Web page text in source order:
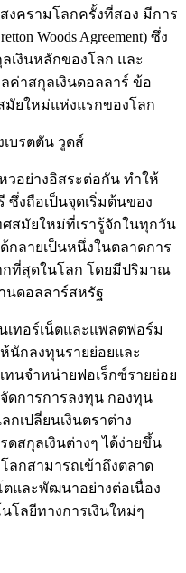
ครามโลกครั้งที่สอง มีการ
Woods Agreement) ซึ่ง
เงินหลักของโลก และ
ค่าสกุลเงินดอลลาร์ ข้อ
มัยใหม่แห่งแรกของโลก
เบรตตัน วูดส์
วอย่างอิสระต่อกัน ทำให้
ซึ่งถือเป็นจุดเริ่มต้นของ
ศสมัยใหม่ที่เรารู้จักในทุกวัน
กลายเป็นหนึ่งในตลาดการ
ที่สุดในโลก โดยมีปริมาณ
นดอลลาร์สหรัฐ
ทอร์เน็ตและแพลตฟอร์ม
นักลงทุนรายย่อยและ
ทนจำหน่ายฟอเร็กซ์รายย่อย
ดการการลงทุน กองทุน
กเปลี่ยนเงินตราต่าง
ดสกุลเงินต่างๆ ได้ง่ายขึ้น
ลกสามารถเข้าถึงตลาด
ตและพัฒนาอย่างต่อเนื่อง
ลยีทางการเงินใหม่ๆ